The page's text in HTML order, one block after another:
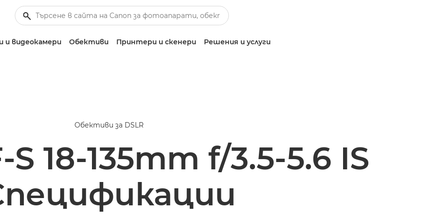
видеокамери Обективи Принтери и скенери Решения и услуги
Обективи за DSLR
18-135mm f/3.5-5.6 IS